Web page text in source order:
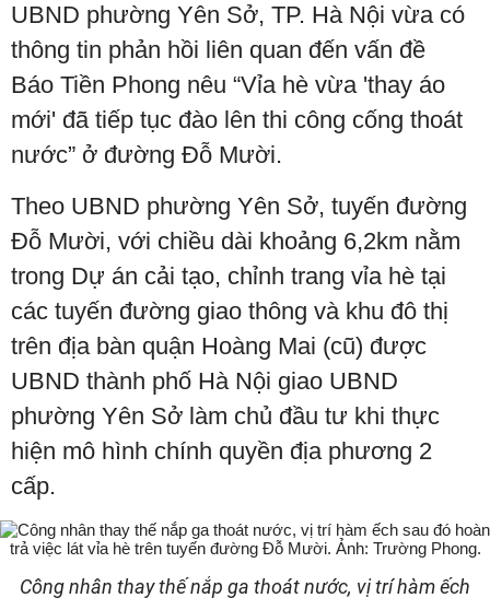
UBND phường Yên Sở, TP. Hà Nội vừa có
thông tin phản hồi liên quan đến vấn đề
Báo Tiền Phong nêu “Vỉa hè vừa 'thay áo
mới' đã tiếp tục đào lên thi công cống thoát
nước” ở đường Đỗ Mười.
Theo UBND phường Yên Sở, tuyến đường
Đỗ Mười, với chiều dài khoảng 6,2km nằm
trong Dự án cải tạo, chỉnh trang vỉa hè tại
các tuyến đường giao thông và khu đô thị
trên địa bàn quận Hoàng Mai (cũ) được
UBND thành phố Hà Nội giao UBND
phường Yên Sở làm chủ đầu tư khi thực
hiện mô hình chính quyền địa phương 2
cấp.
Công nhân thay thế nắp ga thoát nước, vị trí hàm ếch